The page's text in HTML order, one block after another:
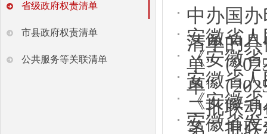
省级政府权责清单
市县政府权责清单
公共服务等关联清单
中办国
清单的
安徽省
单”（
《安徽
单”（
安徽省
二批联
《安徽
第二批
安徽省